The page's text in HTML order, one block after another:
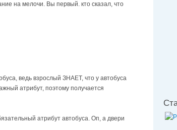
на мелочи. Вы первый. кто сказал, что
ведь взрослый ЗНАЕТ, что у автобуса
атрибут, поэтому получается
атрибут автобуса. Оп, а двери